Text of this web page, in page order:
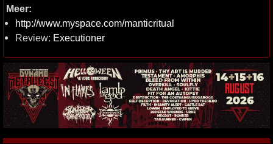
Meer:
http://www.myspace.com/manticritual
Review: Executioner